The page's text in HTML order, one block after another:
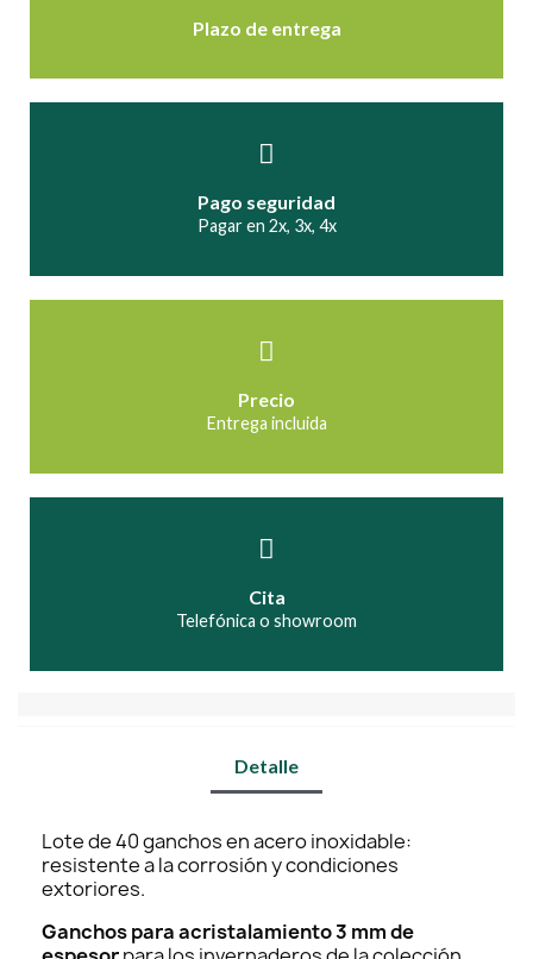
Plazo de entrega
Pago seguridad
Pagar en 2x, 3x, 4x
Precio
Entrega incluida
Cita
Telefónica o showroom
Detalle
Lote de 40 ganchos en acero inoxidable:
resistente a la corrosión y condiciones
extoriores.
Ganchos para acristalamiento 3 mm de